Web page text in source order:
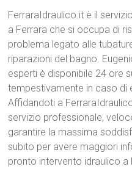
FerraraIdraulico.it è il
a Ferrara che si occupa di
problema legato alle
riparazioni del bagno.
esperti è disponibile 24 ore
tempestivamente in caso di
Affidandoti a
servizio professionale,
garantire la massima
subito per avere maggiori
pronto intervento idraulico a